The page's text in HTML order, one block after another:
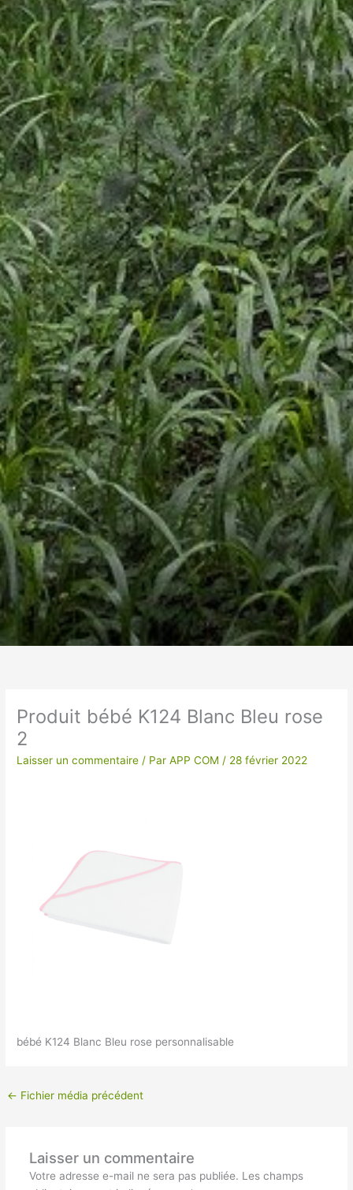
VÊTEMENTS ET OBJETS À
QUALITE OPTIMALE ou IMPRESSION SUR
Produit bébé K124 Blanc Bleu rose
2
Laisser un commentaire / ParAPP COM/ 28 février 2022
bébé K124 Blanc Bleu rose personnalisable
← Fichier média précédent
Laisser un commentaire
Votre adresse e-mail ne sera pas publiée. Les champs